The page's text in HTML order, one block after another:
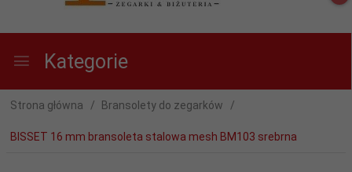
Kategorie
Strona główna Bransolety do zegarków
BISSET 16 mm bransoleta stalowa mesh BM103 srebrna